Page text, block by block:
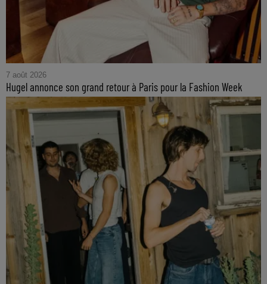
7 août 2026
Hugel annonce son grand retour à Paris pour la Fashion Week